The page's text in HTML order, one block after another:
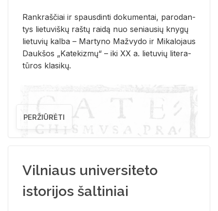
Rank­raš­čiai ir spaus­din­ti do­ku­men­tai, pa­ro­dan­
tys lie­tu­viš­kų raš­tų rai­dą nuo se­niau­sių kny­gų
lie­tu­vių kal­ba – Mar­ty­no Ma­žvy­do ir Mi­ka­lo­jaus
Dauk­šos „Ka­te­kiz­mų“ – iki XX a. lie­tu­vių li­te­ra­
tū­ros kla­si­kų.
PERŽIŪRĖTI
Vilniaus universiteto
istorijos šaltiniai